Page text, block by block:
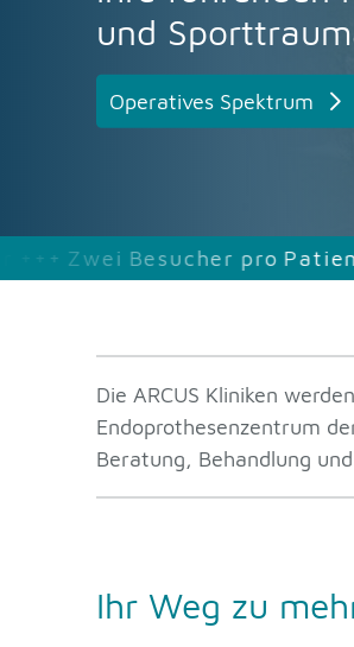
und
Operatives Spektrum
Patient und Tag +++
Die ARCUS Kliniken
Endoprothesenzentrum
Beratung, Behandlung
Ihr Weg zu